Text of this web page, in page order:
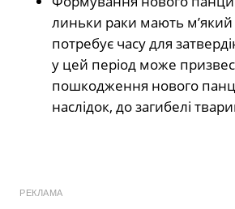
линьки раки мають
потребує часу для
у цей період може
пошкодження нового
наслідок, до загибелі
РЕКЛАМА